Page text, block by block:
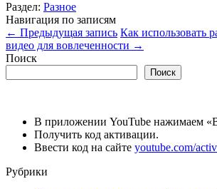
Раздел: Разное
Навигация по записям
← Предыдущая запись Как использовать
видео для вовлеченности →
Поиск
Поиск
В приложении YouTube нажимаем
Получить код активации.
Ввести код на сайте youtube.com/
Рубрики